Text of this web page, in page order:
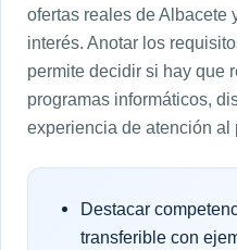
ofertas reales de Albacete
interés. Anotar los
permite decidir si hay que
programas informáticos,
experiencia de atención al
Destacar
transferible con